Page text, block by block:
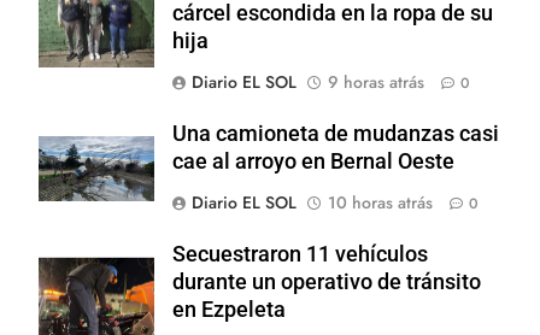
cárcel escondida en la ropa de su
hija
Diario EL SOL
9 horas atrás 0
Una camioneta de mudanzas casi
cae al arroyo en Bernal Oeste
Diario EL SOL
10 horas atrás 0
Secuestraron 11 vehículos
durante un operativo de tránsito
en Ezpeleta